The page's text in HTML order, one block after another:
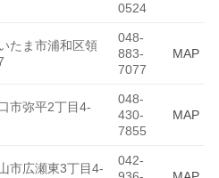
0524
たま市浦和区領
048-
883-
7077
MAP
市弥平2丁目4-
048-
430-
7855
MAP
市広瀬東3丁目4-
042-